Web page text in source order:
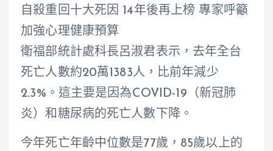
自殺重回十大死因 14年後再上榜 專家呼籲
加強心理健康預算
衛福部統計處科長呂淑君表示，去年全台
死亡人數約20萬1383人，比前年減少
2.3%。這主要是因為COVID-19（新冠肺
炎）和糖尿病的死亡人數下降。
今年死亡年齡中位數是77歲，85歲以上的